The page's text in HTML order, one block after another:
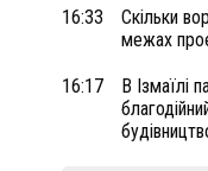
16:33
Скільки
межах
16:17
В Ізмаїлі